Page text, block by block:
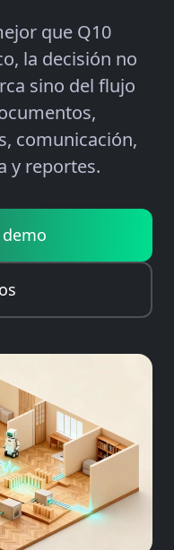
que Q10
la decisión no
sino del flujo
comunicación,
y reportes.